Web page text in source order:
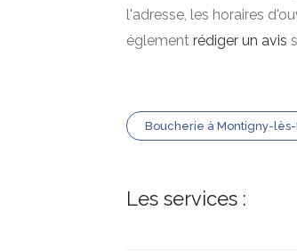
l'adresse, les horaires
églement rédiger un avis
Boucherie à Montigny-
Les services :